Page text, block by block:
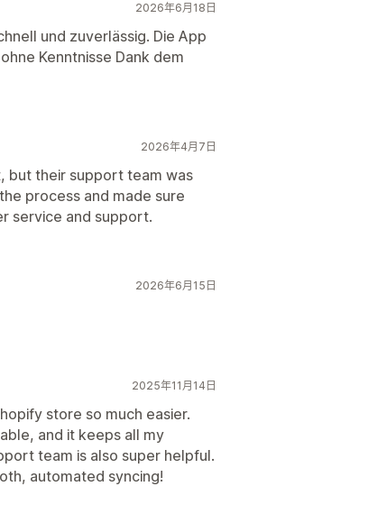
2026年6月18日
und zuverlässig. Die App
Kenntnisse Dank dem
2026年4月7日
but their support team was
process and made sure
service and support.
2026年6月15日
2025年11月14日
store so much easier.
and it keeps all my
team is also super helpful.
automated syncing!